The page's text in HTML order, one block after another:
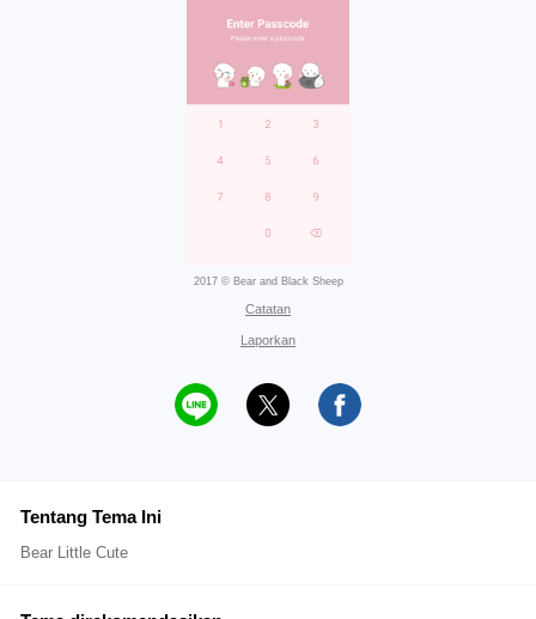
2017 © Bear and Black Sheep
Catatan
Laporkan
Tentang Tema Ini
Bear Little Cute